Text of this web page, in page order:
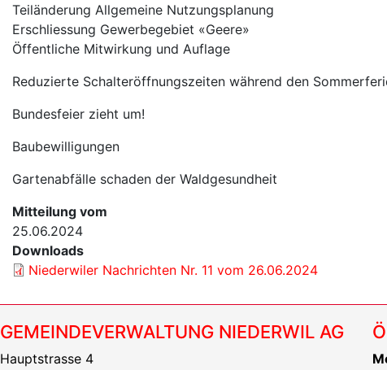
Teiländerung Allgemeine Nutzungsplanung
Erschliessung Gewerbegebiet «Geere»
Öffentliche Mitwirkung und Auflage
Reduzierte Schalteröffnungszeiten während den
Bundesfeier zieht um!
Baubewilligungen
Gartenabfälle schaden der Waldgesundheit
Mitteilung vom
25.06.2024
Downloads
Niederwiler Nachrichten Nr. 11 vom 26.06.2024
GEMEINDEVERWALTUNG NIEDERWIL AG
Hauptstrasse 4